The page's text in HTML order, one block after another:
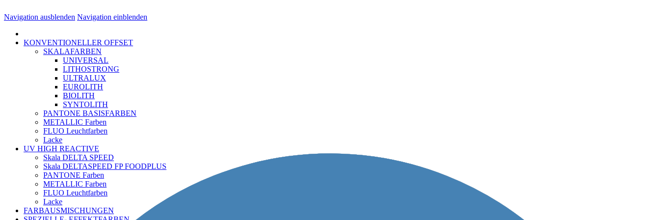
Navigation ausblenden Navigation einblenden
KONVENTIONELLER OFFSET
SKALAFARBEN
UNIVERSAL
LITHOSTRONG
ULTRALUX
EUROLITH
BIOLITH
SYNTOLITH
PANTONE BASISFARBEN
METALLIC Farben
FLUO Leuchtfarben
Lacke
UV HIGH REACTIVE
Skala DELTA SPEED
Skala DELTASPEED FP FOODPLUS
PANTONE Farben
METALLIC Farben
FLUO Leuchtfarben
Lacke
FARBAUSMISCHUNGEN